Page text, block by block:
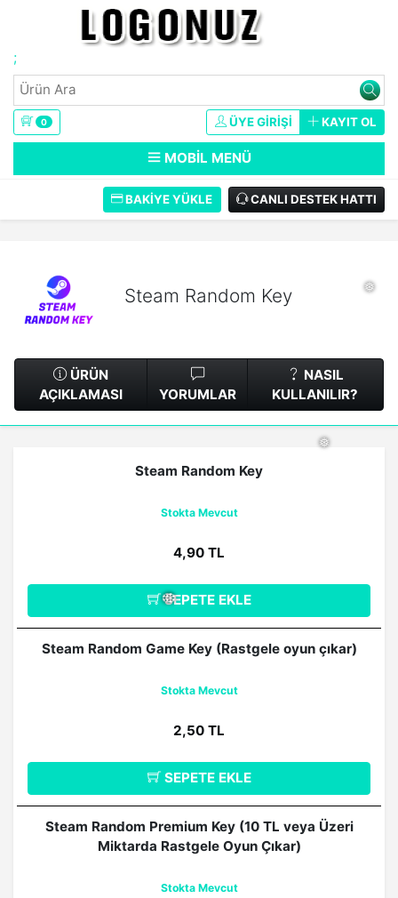
❅
;
0 ÜYE GIRIŞI KAYIT OL
MOBIL MENÜ
BAKIYE YÜKLE CANLI DESTEK HATTI
Steam Random Key
ÜRÜN
AÇIKLAMASI
YORUMLAR
NASIL
KULLANILIR?
Steam Random Key
Stokta Mevcut
4,90 TL
SEPETE EKLE
Steam Random Game Key (Rastgele oyun çıkar)
Stokta Mevcut
2,50 TL
SEPETE EKLE
Steam Random Premium Key (10 TL veya Üzeri
Miktarda Rastgele Oyun Çıkar)
Stokta Mevcut